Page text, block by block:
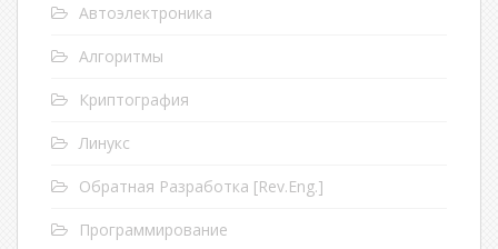
Автоэлектроника
Алгоритмы
Криптография
Линукс
Обратная Разработка [Rev.Eng.]
Программирование